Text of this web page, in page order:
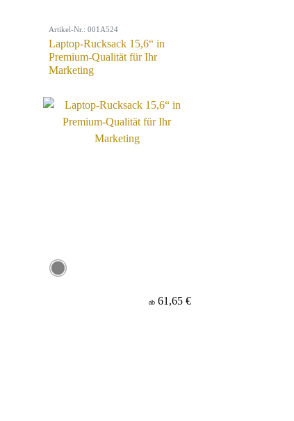
Artikel-Nr.: 001A524
Laptop-Rucksack 15,6“ in
Premium-Qualität für Ihr
Marketing
ab 61,65 €